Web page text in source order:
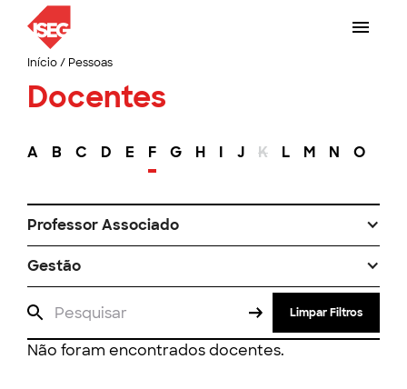
Início/ Pessoas
Docentes
A B C D E F G H I J K L M N O
Professor Associado
Gestão
Limpar Filtros
Não foram encontrados docentes.